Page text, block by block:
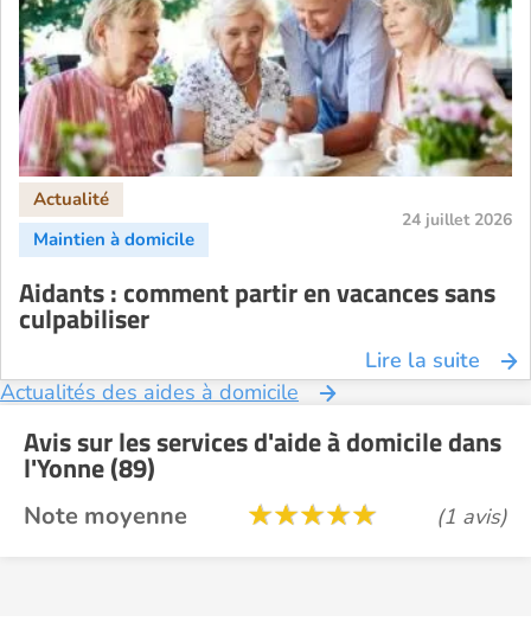
24 juillet 2026
Aidants : comment partir en vacances sans
culpabiliser
Lire la suite
Actualités des aides à domicile
Avis sur les services d'aide à domicile dans
l'Yonne (89)
Note moyenne (1 avis)